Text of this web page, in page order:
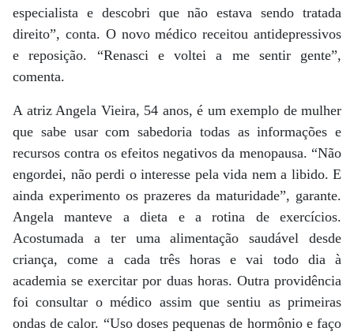
especialista e descobri que não estava sendo tratada
direito”, conta. O novo médico receitou antidepressivos
e reposição. “Renasci e voltei a me sentir gente”,
comenta.
A atriz Angela Vieira, 54 anos, é um exemplo de mulher
que sabe usar com sabedoria todas as informações e
recursos contra os efeitos negativos da menopausa. “Não
engordei, não perdi o interesse pela vida nem a libido. E
ainda experimento os prazeres da maturidade”, garante.
Angela manteve a dieta e a rotina de exercícios.
Acostumada a ter uma alimentação saudável desde
criança, come a cada três horas e vai todo dia à
academia se exercitar por duas horas. Outra providência
foi consultar o médico assim que sentiu as primeiras
ondas de calor. “Uso doses pequenas de hormônio e faço